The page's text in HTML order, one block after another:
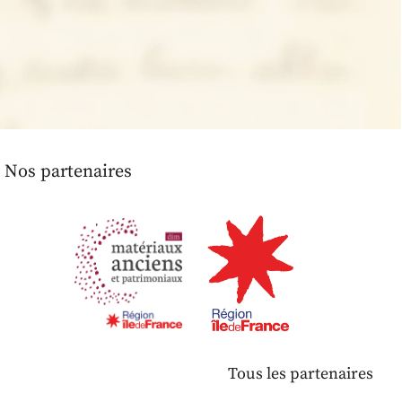
Nos partenaires
Tous les partenaires